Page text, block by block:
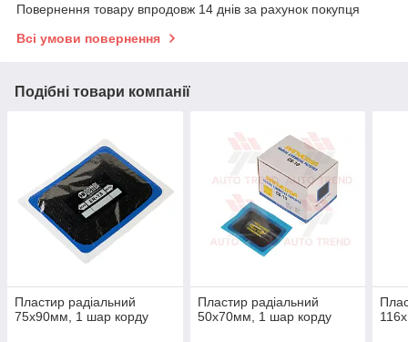
Повернення товару впродовж 14 днів за рахунок покупця
Всі умови повернення
Подібні товари компанії
Пластир радiальний
75х90мм, 1 шар корду
Пластир радiальний
50х70мм, 1 шар корду